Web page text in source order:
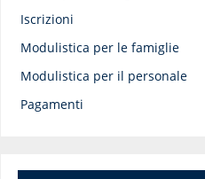
Iscrizioni
Modulistica per le famiglie
Modulistica per il personale
Pagamenti